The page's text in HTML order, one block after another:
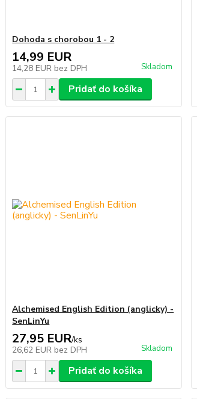
Dohoda s chorobou 1 - 2
14,99 EUR
14,28 EUR bez DPH Skladom
Pridať do košíka
Alchemised English Edition (anglicky) -
SenLinYu
27,95 EUR/ks
26,62 EUR bez DPH Skladom
Pridať do košíka